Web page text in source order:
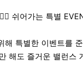
쉬어가는 특별
해 특별한 이벤트를
해도 즐거운 밸런스